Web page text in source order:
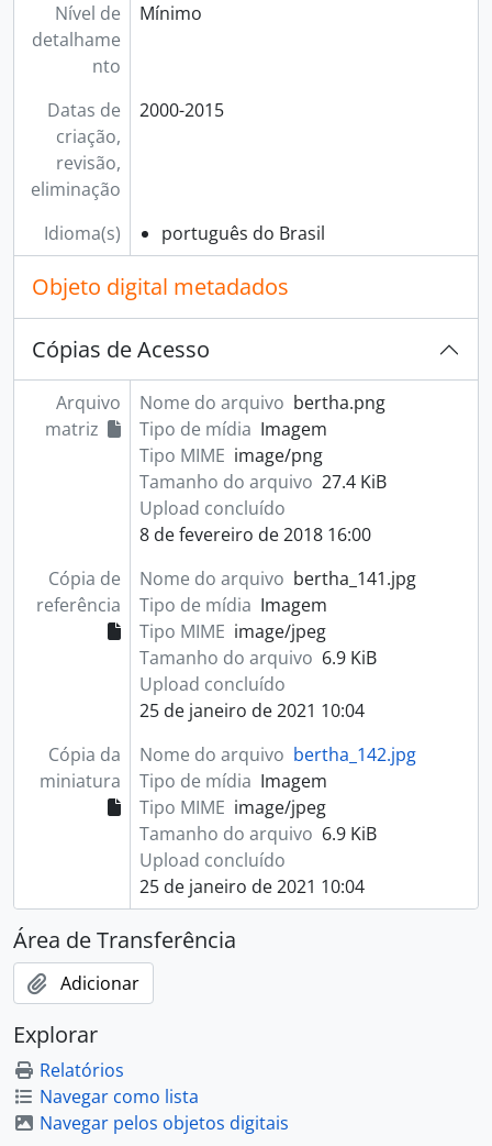
Nível de
detalhame
nto
Mínimo
Datas de
criação,
revisão,
eliminação
2000-2015
Idioma(s) português do Brasil
Objeto digital metadados
Cópias de Acesso
Arquivo
matriz
Nome do arquivo bertha.png
Tipo de mídia Imagem
Tipo MIME image/png
Tamanho do arquivo 27.4 KiB
Upload concluído
8 de fevereiro de 2018 16:00
Cópia de
referência
Nome do arquivo bertha_141.jpg
Tipo de mídia Imagem
Tipo MIME image/jpeg
Tamanho do arquivo 6.9 KiB
Upload concluído
25 de janeiro de 2021 10:04
Cópia da
miniatura
Nome do arquivo bertha_142.jpg
Tipo de mídia Imagem
Tipo MIME image/jpeg
Tamanho do arquivo 6.9 KiB
Upload concluído
25 de janeiro de 2021 10:04
Área de Transferência
Adicionar
Explorar
Relatórios
Navegar como lista
Navegar pelos objetos digitais